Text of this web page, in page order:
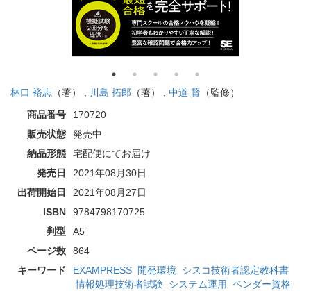
林口 裕志 （著） , 川島 拓郎 （著） , 中道 賢 （監修）
商品番号
170720
販売状態
発売中
納品形態
宅配便にてお届け
発売日
2021年08月30日
出荷開始日
2021年08月27日
ISBN
9784798170725
判型
A5
ページ数
864
キーワード
EXAMPRESS 開発環境
シスコ技術者認定教科書
情報処理技術者試験 システム運用
ベンダー資格